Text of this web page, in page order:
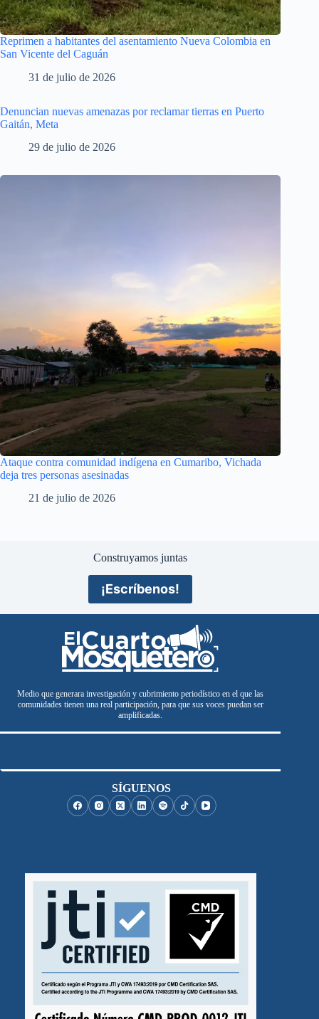
Reprimen a habitantes del asentamiento Nueva Colombia en
San Vicente del Caguán
31 de julio de 2026
Denuncian nuevas amenazas por reclamar tierras en Puerto
Gaitán, Meta
29 de julio de 2026
Ataque contra comunidad indígena en Cumaribo, Vichada
deja tres personas asesinadas
21 de julio de 2026
Construyamos juntas
¡Escríbenos!
Medio que generara investigación y cubrimiento periodístico en el que las
comunidades tienen una real participación, para que sus voces puedan ser
amplificadas.
SÍGUENOS